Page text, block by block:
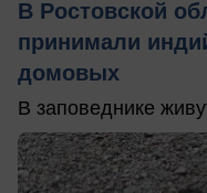
В Ростовской
принимали
домовых
В заповеднике